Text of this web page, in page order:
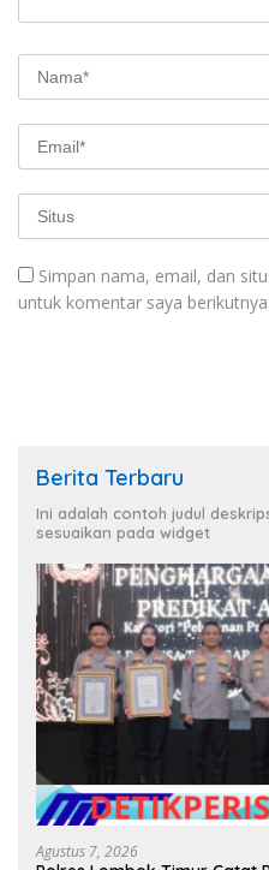
Simpan nama, email, dan
untuk komentar saya berikutnya.
Berita Terbaru
Ini adalah contoh judul
sesuaikan pada widget
Agustus 7, 2026